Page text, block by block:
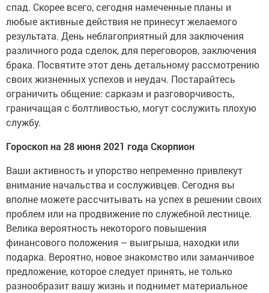
спад. Скорее всего, сегодня намеченные планы и
любые активные действия не принесут желаемого
результата. День неблагоприятный для заключения
различного рода сделок, для переговоров, заключения
брака. Посвятите этот день детальному рассмотрению
своих жизненных успехов и неудач. Постарайтесь
ограничить общение: сарказм и разговорчивость,
граничащая с болтливостью, могут сослужить плохую
службу.
Гороскоп на 28 июня 2021 года Скорпион
Ваши активность и упорство непременно привлекут
внимание начальства и сослуживцев. Сегодня вы
вполне можете рассчитывать на успех в решении своих
проблем или на продвижение по служебной лестнице.
Велика вероятность некоторого повышения
финансового положения – выигрыша, находки или
подарка. Вероятно, новое знакомство или заманчивое
предложение, которое следует принять, не только
разнообразит вашу жизнь и поднимет материальное